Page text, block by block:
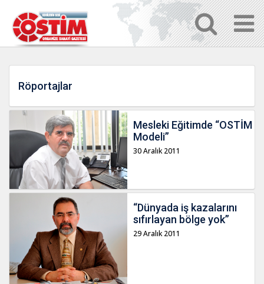
Röportajlar
Mesleki Eğitimde “OSTİM
Modeli”
30 Aralık 2011
“Dünyada iş kazalarını
sıfırlayan bölge yok”
29 Aralık 2011